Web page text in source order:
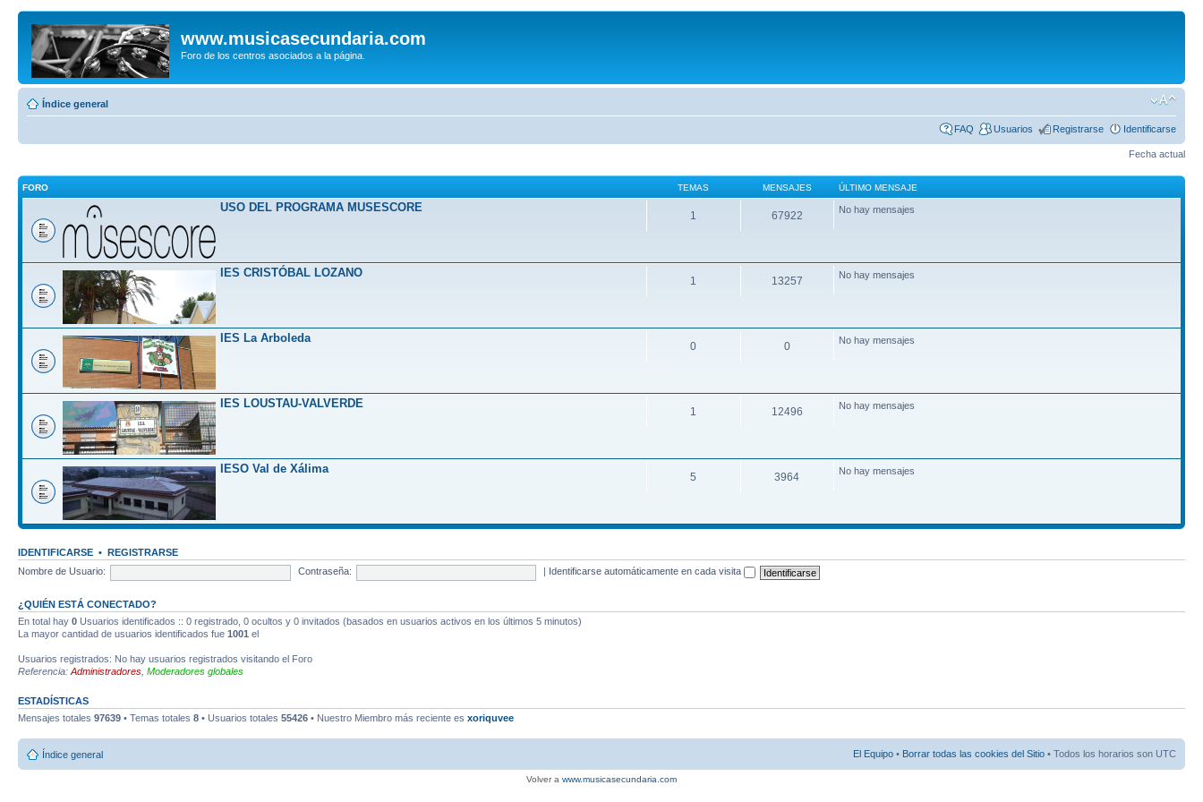
www.musicasecundaria.com
Foro de los centros asociados a la página.
Índice general
FAQ Usuarios Registrarse Identificarse
Fecha actual
FORO TEMAS MENSAJES ÚLTIMO MENSAJE
USO DEL PROGRAMA MUSESCORE
1 67922 No hay mensajes
IES CRISTÓBAL LOZANO
1 13257 No hay mensajes
IES La Arboleda
0 0 No hay mensajes
IES LOUSTAU-VALVERDE
1 12496 No hay mensajes
IESO Val de Xálima
5 3964 No hay mensajes
IDENTIFICARSE • REGISTRARSE
Nombre de Usuario:
Contraseña: Identificarse automáticamente en cada visita
¿QUIÉN ESTÁ CONECTADO?
En total hay 0 Usuarios identificados :: 0 registrado, 0 ocultos y 0 invitados (basados en usuarios activos en los últimos 5 minutos)
La mayor cantidad de usuarios identificados fue 1001 el
Usuarios registrados: No hay usuarios registrados visitando el Foro
Referencia: Administradores Moderadores globales
ESTADÍSTICAS
Mensajes totales 97639 • Temas totales 8 • Usuarios totales 55426 • Nuestro Miembro más reciente es xoriquvee
Índice general El Equipo • Borrar todas las cookies del Sitio • Todos los horarios son UTC
Volver a www.musicasecundaria.com